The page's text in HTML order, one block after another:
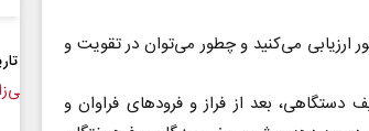
ارزیابی می‌کنید و چطور می‌توان در تقویت و
بعد از فراز و فرودهای فراوان و
حکایت یک تاریخ و دو زندگی
نرگس خانعلی‌زاده - روزنامه‌نگار